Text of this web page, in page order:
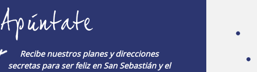
Apúntate
Recibe nuestros planes y direcciones
secretas para ser feliz en San Sebastián y el